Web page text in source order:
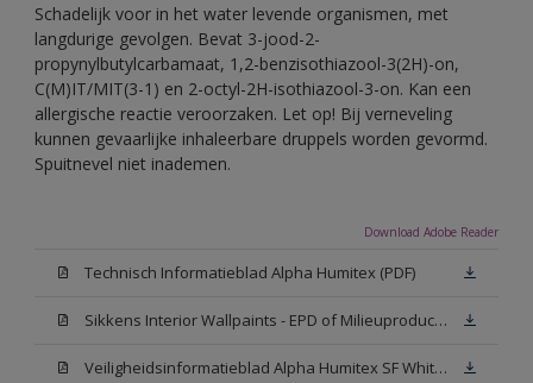
Schadelijk voor in het water levende organismen, met
langdurige gevolgen. Bevat 3-jood-2-
propynylbutylcarbamaat, 1,2-benzisothiazool-3(2H)-on,
C(M)IT/MIT(3-1) en 2-octyl-2H-isothiazool-3-on. Kan een
allergische reactie veroorzaken. Let op! Bij verneveling
kunnen gevaarlijke inhaleerbare druppels worden gevormd.
Spuitnevel niet inademen.
Download Adobe Reader
Technisch Informatieblad Alpha Humitex (PDF)
Sikkens Interior Wallpaints - EPD of Milieuproductverklaring
Veiligheidsinformatieblad Alpha Humitex SF White W05 (MSDS)